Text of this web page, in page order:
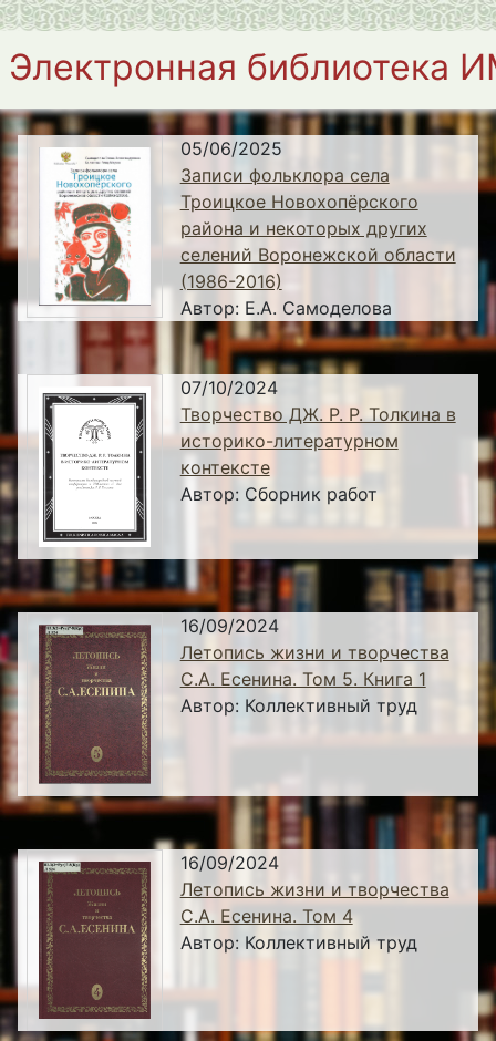
Электронная библиотека
05/06/2025
Записи фольклора села
Троицкое Новохопёрского
района и некоторых других
селений Воронежской области
(1986-2016)
Автор: Е.А. Самоделова
07/10/2024
Творчество ДЖ. Р. Р. Толкина в
историко-литературном
контексте
Автор: Сборник работ
16/09/2024
Летопись жизни и творчества
С.А. Есенина. Том 5. Книга 1
Автор: Коллективный труд
16/09/2024
Летопись жизни и творчества
С.А. Есенина. Том 4
Автор: Коллективный труд